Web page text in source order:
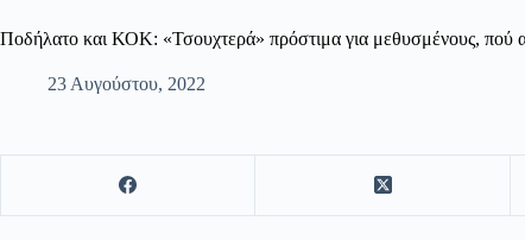
Ποδήλατο και ΚΟΚ: «Τσουχτερά» πρόστιμα για μεθυσμένους, πού
23 Αυγούστου, 2022